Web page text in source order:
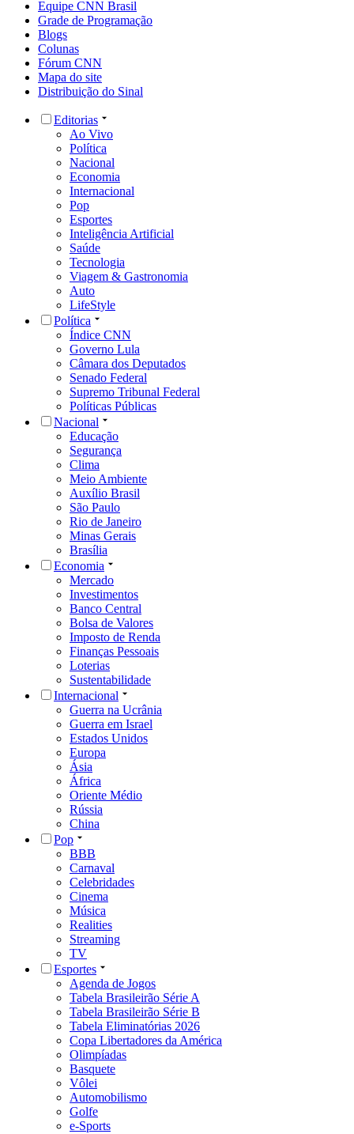
Equipe CNN Brasil
Grade de Programação
Blogs
Colunas
Fórum CNN
Mapa do site
Distribuição do Sinal
Editorias
Ao Vivo
Política
Nacional
Economia
Internacional
Pop
Esportes
Inteligência Artificial
Saúde
Tecnologia
Viagem & Gastronomia
Auto
LifeStyle
Política
Índice CNN
Governo Lula
Câmara dos Deputados
Senado Federal
Supremo Tribunal Federal
Políticas Públicas
Nacional
Educação
Segurança
Clima
Meio Ambiente
Auxílio Brasil
São Paulo
Rio de Janeiro
Minas Gerais
Brasília
Economia
Mercado
Investimentos
Banco Central
Bolsa de Valores
Imposto de Renda
Finanças Pessoais
Loterias
Sustentabilidade
Internacional
Guerra na Ucrânia
Guerra em Israel
Estados Unidos
Europa
Ásia
África
Oriente Médio
Rússia
China
Pop
BBB
Carnaval
Celebridades
Cinema
Música
Realities
Streaming
TV
Esportes
Agenda de Jogos
Tabela Brasileirão Série A
Tabela Brasileirão Série B
Tabela Eliminatórias 2026
Copa Libertadores da América
Olimpíadas
Basquete
Vôlei
Automobilismo
Golfe
e-Sports